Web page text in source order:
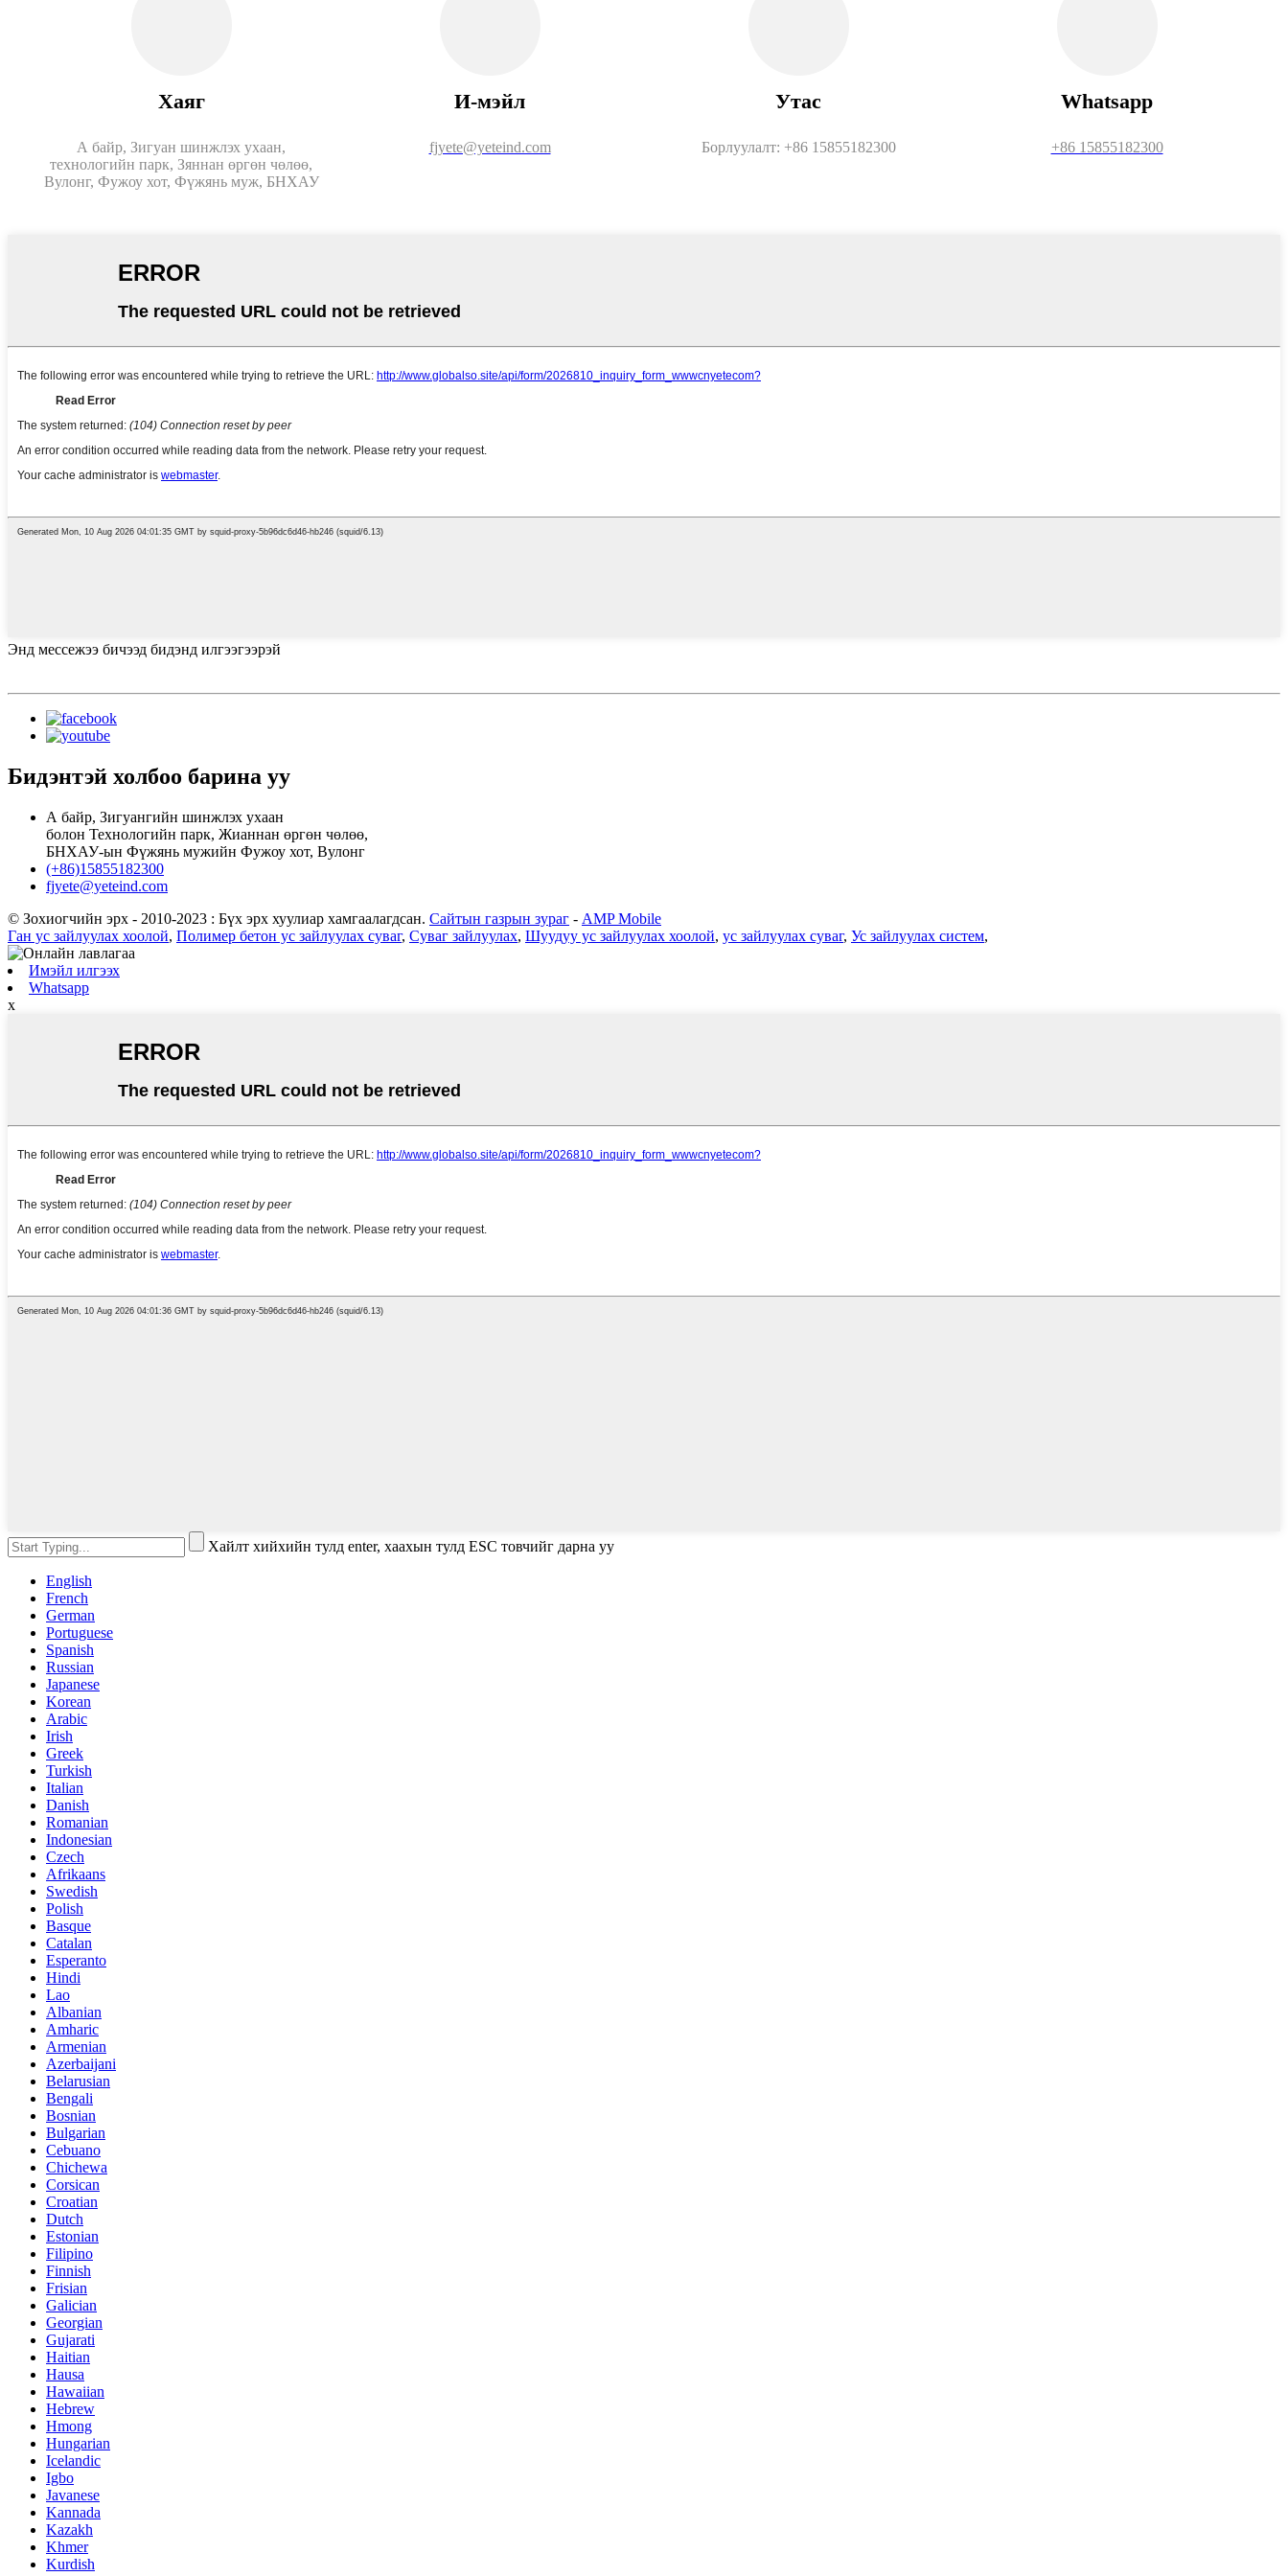
Хаяг
А байр, Зигуан шинжлэх ухаан,
технологийн парк, Зяннан өргөн чөлөө,
Вулонг, Фужоу хот, Фүжянь муж, БНХАУ
И-мэйл
fjyete@yeteind.com
Утас
Борлуулалт: +86 15855182300
Whatsapp
+86 15855182300
Энд мессежээ бичээд бидэнд илгээгээрэй
Бидэнтэй холбоо барина уу
А байр, Зигуангийн шинжлэх ухаан
болон Технологийн парк, Жианнан өргөн чөлөө,
БНХАУ-ын Фүжянь мужийн Фужоу хот, Вулонг
(+86)15855182300
fjyete@yeteind.com
© Зохиогчийн эрх - 2010-2023 : Бүх эрх хуулиар хамгаалагдсан. Сайтын газрын зураг - AMP Mobile
Ган ус зайлуулах хоолой, Полимер бетон ус зайлуулах суваг, Суваг зайлуулах, Шуудуу ус зайлуулах хоолой, ус зайлуулах суваг, Ус зайлуулах систем,
Имэйл илгээх
Whatsapp
x
Хайлт хийхийн тулд enter, хаахын тулд ESC товчийг дарна уу
English
French
German
Portuguese
Spanish
Russian
Japanese
Korean
Arabic
Irish
Greek
Turkish
Italian
Danish
Romanian
Indonesian
Czech
Afrikaans
Swedish
Polish
Basque
Catalan
Esperanto
Hindi
Lao
Albanian
Amharic
Armenian
Azerbaijani
Belarusian
Bengali
Bosnian
Bulgarian
Cebuano
Chichewa
Corsican
Croatian
Dutch
Estonian
Filipino
Finnish
Frisian
Galician
Georgian
Gujarati
Haitian
Hausa
Hawaiian
Hebrew
Hmong
Hungarian
Icelandic
Igbo
Javanese
Kannada
Kazakh
Khmer
Kurdish